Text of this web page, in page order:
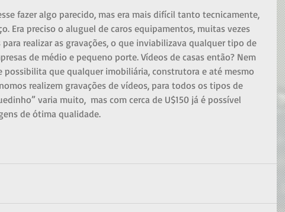
fazer algo parecido, mas era mais difícil tanto tecnicamente,
Era preciso o aluguel de caros equipamentos, muitas vezes
realizar as gravações, o que inviabilizava qualquer tipo de
de médio e pequeno porte. Vídeos de casas então? Nem
possibilita que qualquer imobiliária, construtora e até mesmo
realizem gravações de vídeos, para todos os tipos de
varia muito,  mas com cerca de U$150 já é possível
de ótima qualidade.